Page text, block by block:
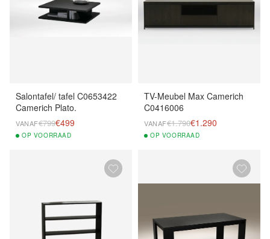
Salontafel/ tafel C0653422
Camerich Plato.
VANAF€799€499
OP VOORRAAD
TV-Meubel Max Camerich
C0416006
VANAF€1.790€1.290
OP VOORRAAD